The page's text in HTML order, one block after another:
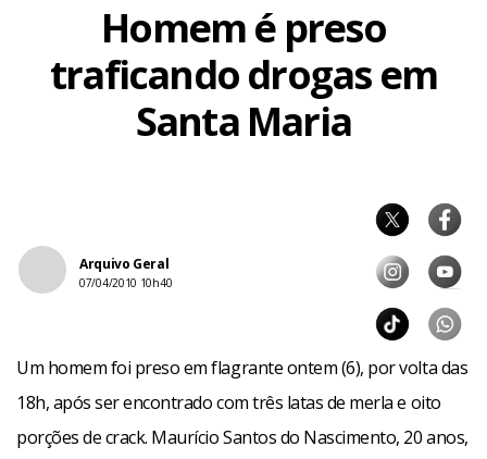
Homem é preso
traficando drogas em
Santa Maria
Arquivo Geral
07/04/2010 10h40
Um homem foi preso em flagrante ontem (6), por volta das
18h, após ser encontrado com três latas de merla e oito
porções de crack. Maurício Santos do Nascimento, 20 anos,